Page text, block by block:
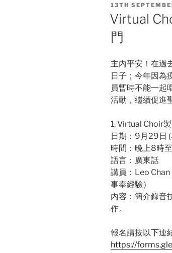
POSTED
ON
13TH
Virtual
門
主內平安！在過
日子；今年因為
員暫時不能一起
活動，繼續促進
1. Virtual Choir
日期：9月29日
時間：晚上8時
語言：廣東話
講員：Leo
事奉經驗）
內容：簡介錄音
作。
報名請按以下連
https://